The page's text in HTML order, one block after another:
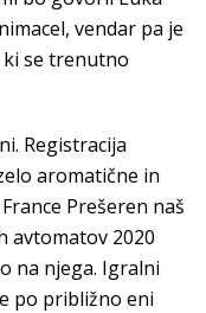
vendar pa je
ki se trenutno
Registracija
aromatične in
Prešeren naš
avtomatov 2020
na njega. Igralni
po približno eni